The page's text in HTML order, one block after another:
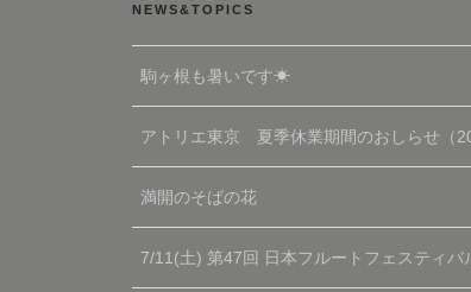
NEWS&TOPICS
駒ヶ根も暑いです☀
アトリエ東京 夏季休業期間のおしらせ（
満開のそばの花
7/11(土) 第47回 日本フルートフェスティバ